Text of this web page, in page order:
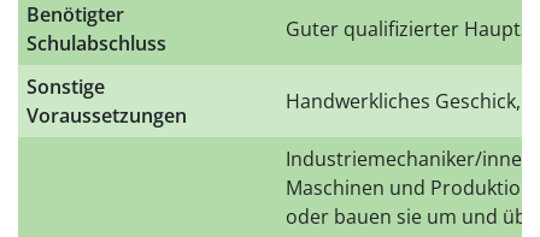
Benötigter
Schulabschluss
Guter qualifizierter
Sonstige
Voraussetzungen
Handwerkliches Geschick,
Industriemechaniker/
Maschinen und
oder bauen sie um und